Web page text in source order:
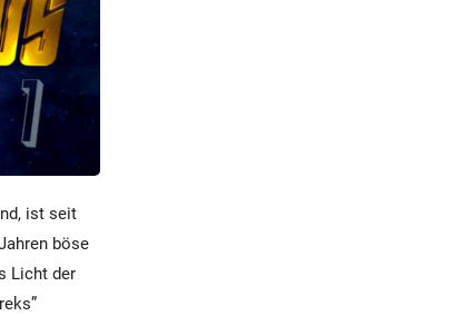
ist seit
böse
Licht der